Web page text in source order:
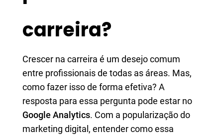
carreira?
Crescer na carreira é um desejo comum
entre profissionais de todas as áreas. Mas,
como fazer isso de forma efetiva? A
resposta para essa pergunta pode estar no
Google Analytics. Com a popularização do
marketing digital, entender como essa